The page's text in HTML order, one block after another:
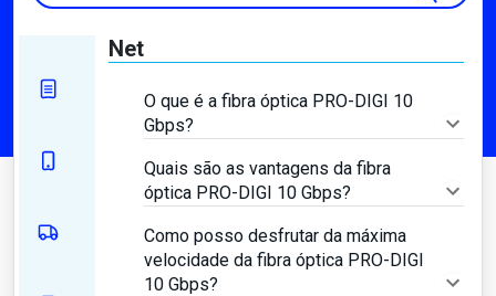
Net
O que é a fibra óptica PRO-DIGI 10
Gbps?
Quais são as vantagens da fibra
óptica PRO-DIGI 10 Gbps?
Como posso desfrutar da máxima
velocidade da fibra óptica PRO-DIGI
10 Gbps?